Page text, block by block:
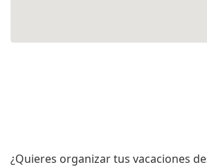
¿Quieres organizar tus vacaciones